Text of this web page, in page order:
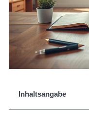
Inhaltsangabe